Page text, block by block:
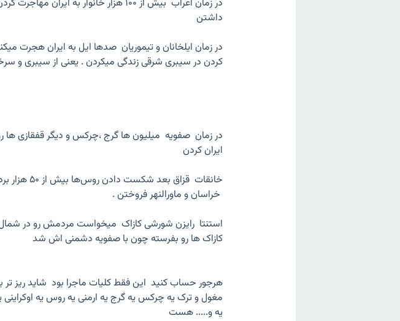
داشتن
در زمان ایلخانان و تیموریان صدها ایل به ایران هجرت
کردن در سیبری شرقی زندگی میکردن . یعنی از سیبری و
در زمان صفویه میلیون ها گرج ،چرکس و دیگر قفقازی ها
ایران کردن
خانقات قزاق
خراسان و ماورالنهر فروختن .
استنتا رایزن شورشی کازاک میخواست مردمش رو در
کازاک ها رو بفرسته چون با صفویه دشمنی اش شد
هرجور حساب کنید این فقط کلیات ماجرا بود شاید ریز
مغول و ترک یه چرکس یه گرج یه ارمنی یه روس یه اوکراینی
یه و..... هست